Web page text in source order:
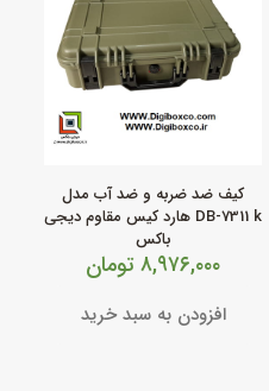
کیف ضد ضربه و ضد آب مدل
DB‑7311 k هارد کیس مقاوم دیجی
باکس
۸,۹۷۶,۰۰۰ تومان
افزودن به سبد خرید